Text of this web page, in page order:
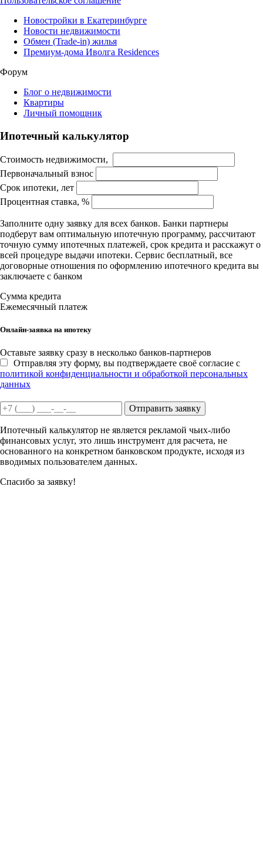
Новостройки в Екатеринбурге
Новости недвижимости
Обмен (Trade-in) жилья
Премиум-дома Иволга Residences
Форум
Блог о недвижимости
Квартиры
Личный помощник
Ипотечный калькулятор
Стоимость недвижимости,
Первоначальный взнос
Срок ипотеки, лет
Процентная ставка, %
Заполните одну заявку для всех банков. Банки партнеры
подберут вам оптимальную ипотечную программу, рассчитают
точную сумму ипотечных платежей, срок кредита и расскажут о
всей процедуре выдачи ипотеки. Сервис бесплатный, все
договорные отношения по оформлению ипотечного кредита вы
заключаете с банком
Сумма кредита
Ежемесячный платеж
Онлайн-заявка на ипотеку
Оставьте заявку сразу в несколько банков-партнеров
Отправляя эту форму, вы подтверждаете своё согласие с
политикой конфиденциальности и обработкой персональных
данных
Отправить заявку
Ипотечный калькулятор не является рекламой чьих-либо
финансовых услуг, это лишь инструмент для расчета, не
основанного на конкретном банковском продукте, исходя из
вводимых пользователем данных.
Спасибо за заявку!